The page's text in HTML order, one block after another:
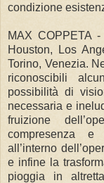
condizione
MAX COPPETA
Houston, Los
Torino, Venezia.
riconoscibili
possibilità di
necessaria e
fruizione
compresenza e
all’interno
e infine la
pioggia in